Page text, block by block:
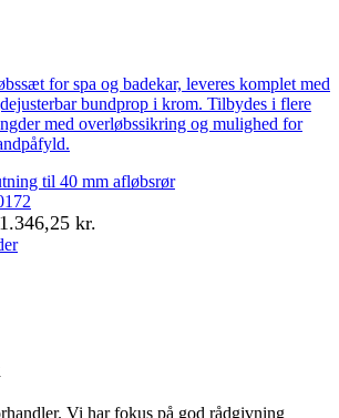
for spa og badekar, leveres komplet med
bundprop i krom. Tilbydes i flere
med overløbssikring og mulighed for
til 40 mm afløbsrør
1.346,25 kr.
Vi har fokus på god rådgivning